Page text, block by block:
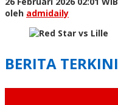
oleh admidaily
BERITA TERKINI